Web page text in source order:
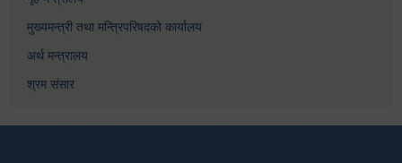
मुख्यमन्त्री तथा मन्त्रिपरिषदको कार्यालय
अर्थ मन्त्रालय
श्रम संसार